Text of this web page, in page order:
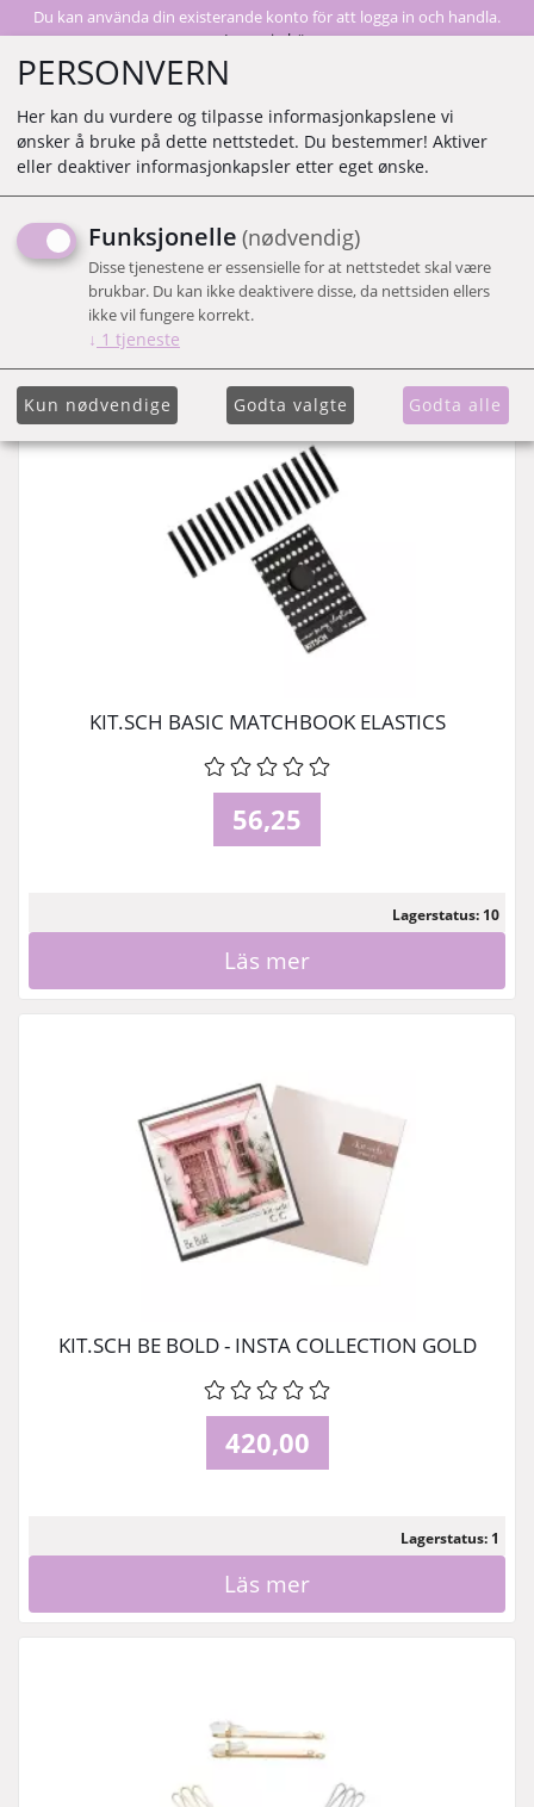
Du kan använda din existerande konto för att logga in och handla.
Logga in här
Visar 59 produkter
Vis liste
KIT.SCH BASIC MATCHBOOK ELASTICS
56,25
Lagerstatus: 10
Läs mer
KIT.SCH BE BOLD - INSTA COLLECTION GOLD
420,00
Lagerstatus: 1
Läs mer
PERSONVERN
Her kan du vurdere og tilpasse informasjonkapslene vi
ønsker å bruke på dette nettstedet. Du bestemmer! Aktiver
eller deaktiver informasjonkapsler etter eget ønske.
Funksjonelle (nødvendig)
Disse tjenestene er essensielle for at nettstedet skal være
brukbar. Du kan ikke deaktivere disse, da nettsiden ellers
ikke vil fungere korrekt.
↓ 1 tjeneste
Kun nødvendige Godta valgte Godta alle